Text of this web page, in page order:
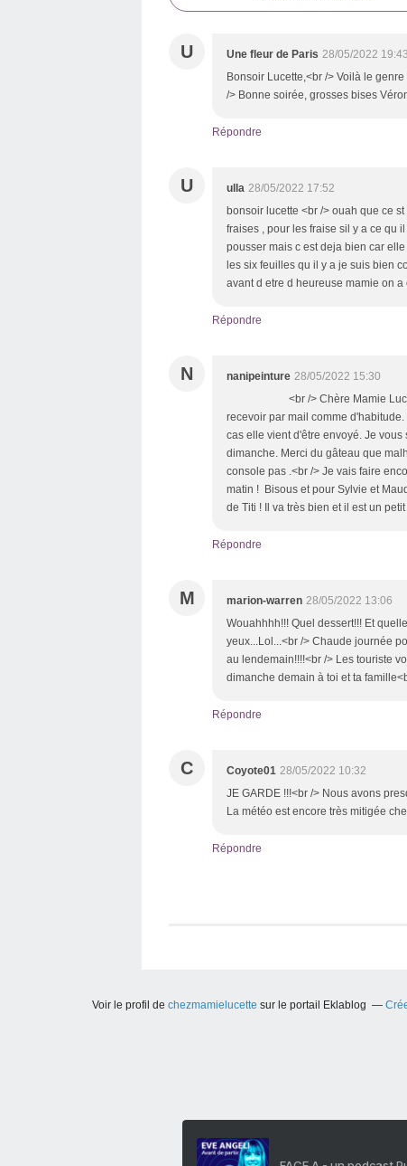
U Une fleur de Paris 28/05/2022 19:43
Bonsoir Lucette,<br /> Voilà le
/> Bonne soirée, grosses bises
Répondre
U ulla 28/05/2022 17:52
bonsoir lucette <br /> ouah que ce
fraises , pour les fraise sil y a ce qu
pousser mais c est deja bien car
les six feuilles qu il y a je suis bien
avant d etre d heureuse mamie on
Répondre
N nanipeinture 28/05/2022 15:30
<br /> Chère Mamie Lucette.
recevoir par mail comme
cas elle vient d'être envoyé. Je
dimanche. Merci du gâteau que
console pas .<br /> Je vais faire
matin ! Bisous et pour Sylvie et
de Titi ! Il va très bien et il est un
Répondre
M marion-warren 28/05/2022 13:06
Wouahhhh!!! Quel dessert!!! Et
yeux...Lol...<br /> Chaude journée
au lendemain!!!!<br /> Les touriste
dimanche demain à toi et ta
Répondre
C Coyote01 28/05/2022 10:32
JE GARDE !!!<br /> Nous avons
La météo est encore très mitigée
Répondre
Voir le profil de chezmamielucette sur le portail Eklablog